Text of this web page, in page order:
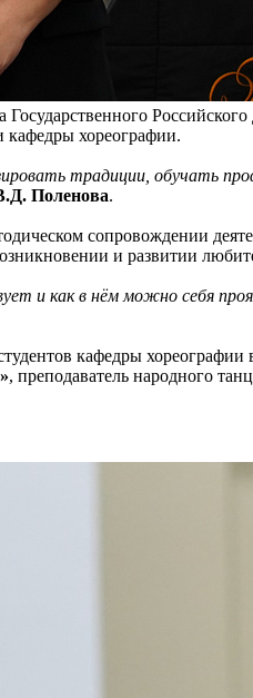
Государственного
кафедры хореографии.
традиции, обучать
Поленова.
сопровождении
и развитии
и как в нём можно себя
кафедры
, преподаватель народного